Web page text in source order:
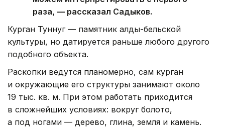
раза, — рассказал Садыков.
Курган Туннуг — памятник алды-бельской
культуры, но датируется раньше любого другого
подобного объекта.
Раскопки ведутся планомерно, сам курган
и окружающие его структуры занимают около
19 тыс. кв. м. При этом работать приходится
в сложнейших условиях: вокруг болото,
а под ногами — дерево, глина, земля и камень.